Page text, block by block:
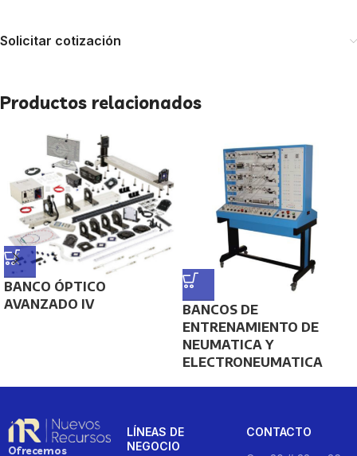
Solicitar cotización
Productos relacionados
BANCO ÓPTICO
AVANZADO IV
BANCOS DE
ENTRENAMIENTO DE
NEUMATICA Y
ELECTRONEUMATICA
Ofrecemos
LÍNEAS DE
NEGOCIO
CONTACTO